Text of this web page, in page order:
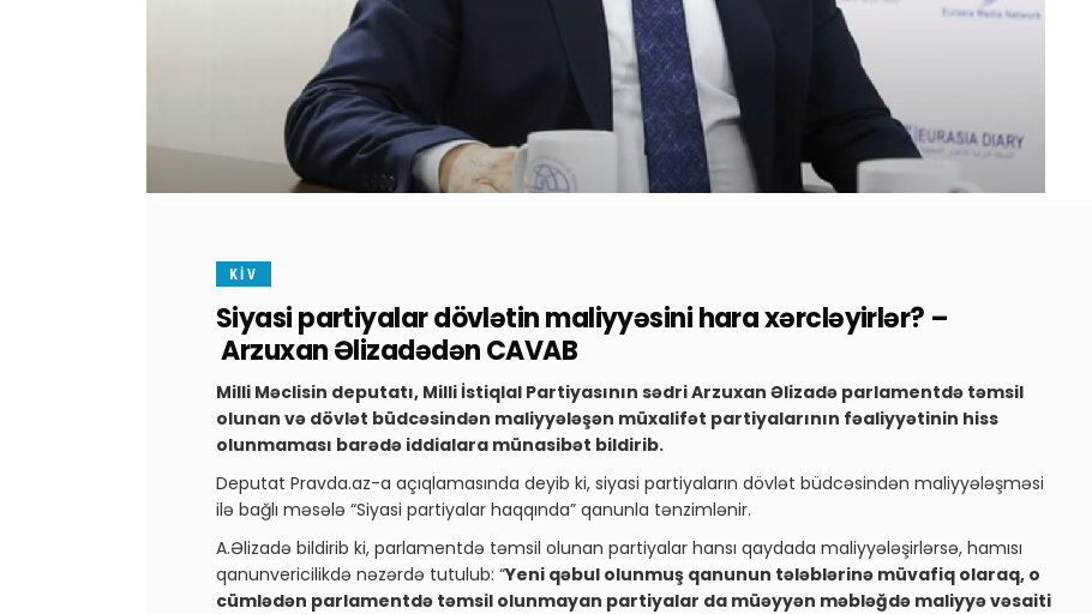
KİV
Siyasi partiyalar dövlətin maliyyəsini hara xərcləyirlər? –
Arzuxan Əlizadədən CAVAB
Milli Məclisin deputatı, Milli İstiqlal Partiyasının sədri Arzuxan Əlizadə parlamentdə təmsil
olunan və dövlət büdcəsindən maliyyələşən müxalifət partiyalarının fəaliyyətinin hiss
olunmaması barədə iddialara münasibət bildirib.
Deputat Pravda.az-a açıqlamasında deyib ki, siyasi partiyaların dövlət büdcəsindən maliyyələşməsi
ilə bağlı məsələ “Siyasi partiyalar haqqında” qanunla tənzimlənir.
A.Əlizadə bildirib ki, parlamentdə təmsil olunan partiyalar hansı qaydada maliyyələşirlərsə, hamısı
qanunvericilikdə nəzərdə tutulub: “Yeni qəbul olunmuş qanunun tələblərinə müvafiq olaraq, o
cümlədən parlamentdə təmsil olunmayan partiyalar da müəyyən məbləğdə maliyyə vəsaiti